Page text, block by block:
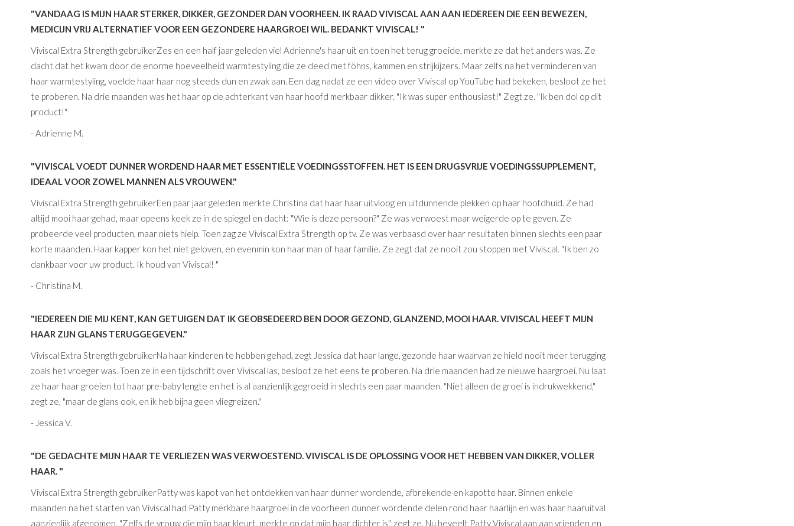
"VANDAAG IS MIJN HAAR STERKER, DIKKER, GEZONDER DAN VOORHEEN. IK RAAD VIVISCAL AAN AAN IEDEREEN DIE EEN BEWEZEN,
MEDICIJN VRIJ ALTERNATIEF VOOR EEN GEZONDERE HAARGROEI WIL. BEDANKT VIVISCAL! "
Viviscal Extra Strength gebruikerZes en een half jaar geleden viel Adrienne's haar uit en toen het terug groeide, merkte ze dat het anders was. Ze
dacht dat het kwam door de enorme hoeveelheid warmtestyling die ze deed met föhns, kammen en strijkijzers. Maar zelfs na het verminderen van
haar warmtestyling, voelde haar haar nog steeds dun en zwak aan. Een dag nadat ze een video over Viviscal op YouTube had bekeken, besloot ze het
te proberen. Na drie maanden was het haar op de achterkant van haar hoofd merkbaar dikker. "Ik was super enthousiast!" Zegt ze. "Ik ben dol op dit
product!"
- Adrienne M.
"VIVISCAL VOEDT DUNNER WORDEND HAAR MET ESSENTIËLE VOEDINGSSTOFFEN. HET IS EEN DRUGSVRIJE VOEDINGSSUPPLEMENT,
IDEAAL VOOR ZOWEL MANNEN ALS VROUWEN."
Viviscal Extra Strength gebruikerEen paar jaar geleden merkte Christina dat haar haar uitvloog en uitdunnende plekken op haar hoofdhuid. Ze had
altijd mooi haar gehad, maar opeens keek ze in de spiegel en dacht: "Wie is deze persoon?" Ze was verwoest maar weigerde op te geven. Ze
probeerde veel producten, maar niets hielp. Toen zag ze Viviscal Extra Strength op tv. Ze was verbaasd over haar resultaten binnen slechts een paar
korte maanden. Haar kapper kon het niet geloven, en evenmin kon haar man of haar familie. Ze zegt dat ze nooit zou stoppen met Viviscal. "Ik ben zo
dankbaar voor uw product. Ik houd van Viviscal! "
- Christina M.
"IEDEREEN DIE MIJ KENT, KAN GETUIGEN DAT IK GEOBSEDEERD BEN DOOR GEZOND, GLANZEND, MOOI HAAR. VIVISCAL HEEFT MIJN
HAAR ZIJN GLANS TERUGGEGEVEN."
Viviscal Extra Strength gebruikerNa haar kinderen te hebben gehad, zegt Jessica dat haar lange, gezonde haar waarvan ze hield nooit meer terugging
zoals het vroeger was. Toen ze in een tijdschrift over Viviscal las, besloot ze het eens te proberen. Na drie maanden had ze nieuwe haargroei. Nu laat
ze haar haar groeien tot haar pre-baby lengte en het is al aanzienlijk gegroeid in slechts een paar maanden. "Niet alleen de groei is indrukwekkend,"
zegt ze, "maar de glans ook, en ik heb bijna geen vliegreizen."
- Jessica V.
"DE GEDACHTE MIJN HAAR TE VERLIEZEN WAS VERWOESTEND. VIVISCAL IS DE OPLOSSING VOOR HET HEBBEN VAN DIKKER, VOLLER
HAAR. "
Viviscal Extra Strength gebruikerPatty was kapot van het ontdekken van haar dunner wordende, afbrekende en kapotte haar. Binnen enkele
maanden na het starten van Viviscal had Patty merkbare haargroei in de voorheen dunner wordende delen rond haar haarlijn en was haar haaruitval
aanzienlijk afgenomen. "Zelfs de vrouw die mijn haar kleurt, merkte op dat mijn haar dichter is", zegt ze. Nu beveelt Patty Viviscal aan aan vrienden en